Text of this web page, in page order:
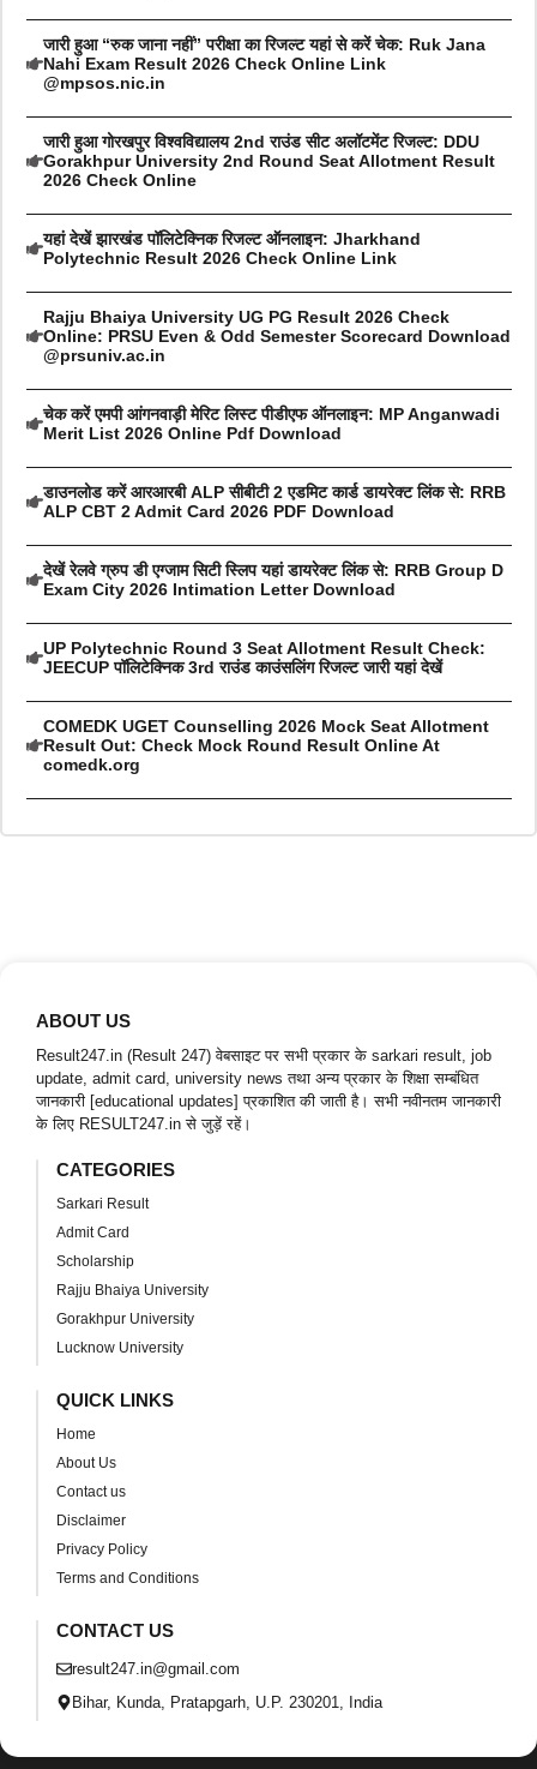
जारी हुआ “रुक जाना नहीं” परीक्षा का रिजल्ट यहां से करें चेक: Ruk Jana
Nahi Exam Result 2026 Check Online Link
@mpsos.nic.in
जारी हुआ गोरखपुर विश्वविद्यालय 2nd राउंड सीट अलॉटमेंट रिजल्ट: DDU
Gorakhpur University 2nd Round Seat Allotment Result
2026 Check Online
यहां देखें झारखंड पॉलिटेक्निक रिजल्ट ऑनलाइन: Jharkhand
Polytechnic Result 2026 Check Online Link
Rajju Bhaiya University UG PG Result 2026 Check
Online: PRSU Even & Odd Semester Scorecard Download
@prsuniv.ac.in
चेक करें एमपी आंगनवाड़ी मेरिट लिस्ट पीडीएफ ऑनलाइन: MP Anganwadi
Merit List 2026 Online Pdf Download
डाउनलोड करें आरआरबी ALP सीबीटी 2 एडमिट कार्ड डायरेक्ट लिंक से: RRB
ALP CBT 2 Admit Card 2026 PDF Download
देखें रेलवे ग्रुप डी एग्जाम सिटी स्लिप यहां डायरेक्ट लिंक से: RRB Group D
Exam City 2026 Intimation Letter Download
UP Polytechnic Round 3 Seat Allotment Result Check:
JEECUP पॉलिटेक्निक 3rd राउंड काउंसलिंग रिजल्ट जारी यहां देखें
COMEDK UGET Counselling 2026 Mock Seat Allotment
Result Out: Check Mock Round Result Online At
comedk.org
ABOUT US
Result247.in (Result 247) वेबसाइट पर सभी प्रकार के sarkari result, job
update, admit card, university news तथा अन्य प्रकार के शिक्षा सम्बंधित
जानकारी [educational updates] प्रकाशित की जाती है। सभी नवीनतम जानकारी
के लिए RESULT247.in से जुड़ें रहें।
CATEGORIES
Sarkari Result
Admit Card
Scholarship
Rajju Bhaiya University
Gorakhpur University
Lucknow University
QUICK LINKS
Home
About Us
Contact us
Disclaimer
Privacy Policy
Terms and Conditions
CONTACT US
result247.in@gmail.com
Bihar, Kunda, Pratapgarh, U.P. 230201, India